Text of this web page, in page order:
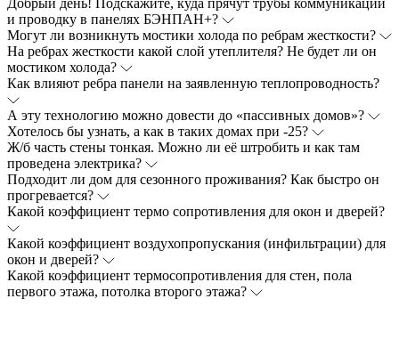
Добрый день! Подскажите, куда прячут трубы коммуникаций
и проводку в панелях БЭНПАН+?
Могут ли возникнуть мостики холода по ребрам жесткости?
На ребрах жесткости какой слой утеплителя? Не будет ли он
мостиком холода?
Как влияют ребра панели на заявленную теплопроводность?
А эту технологию можно довести до «пассивных домов»?
Хотелось бы узнать, а как в таких домах при -25?
Ж/б часть стены тонкая. Можно ли её штробить и как там
проведена электрика?
Подходит ли дом для сезонного проживания? Как быстро он
прогревается?
Какой коэффициент термо сопротивления для окон и дверей?
Какой коэффициент воздухопропускания (инфильтрации) для
окон и дверей?
Какой коэффициент термосопротивления для стен, пола
первого этажа, потолка второго этажа?